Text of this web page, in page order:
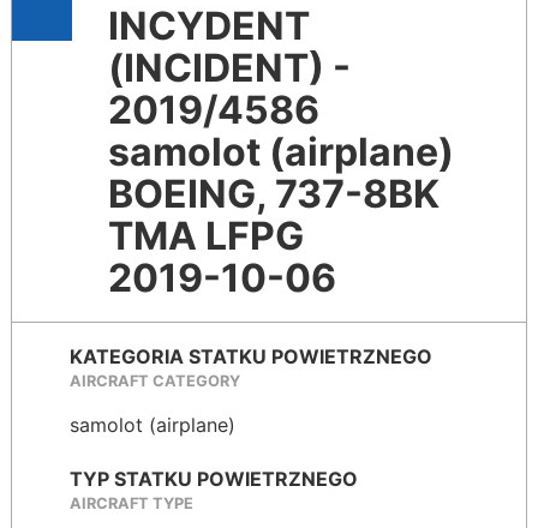
INCYDENT
(INCIDENT) -
2019/4586
samolot (airplane)
BOEING, 737-8BK
TMA LFPG
2019-10-06
KATEGORIA STATKU POWIETRZNEGO
AIRCRAFT CATEGORY
samolot (airplane)
TYP STATKU POWIETRZNEGO
AIRCRAFT TYPE